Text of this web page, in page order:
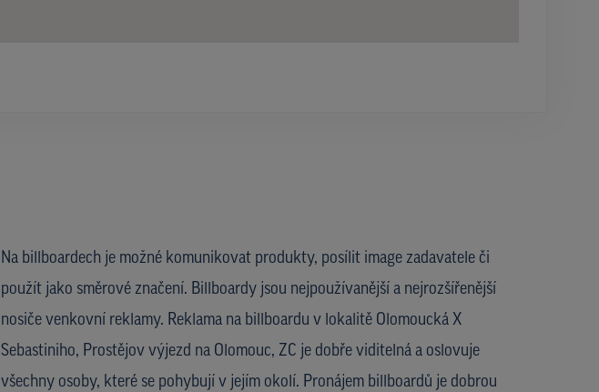
Na billboardech je možné komunikovat produkty, posílit image zadavatele či
použít jako směrové značení. Billboardy jsou nejpoužívanější a nejrozšířenější
nosiče venkovní reklamy. Reklama na billboardu v lokalitě Olomoucká X
Sebastiniho, Prostějov výjezd na Olomouc, ZC je dobře viditelná a oslovuje
všechny osoby, které se pohybují v jejím okolí. Pronájem billboardů je dobrou